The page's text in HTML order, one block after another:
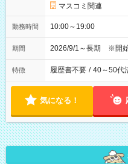
マスコミ関連
勤務時間 10:00～19:00
期間 2026/9/1～長期 ※開
特徴 履歴書不要 / 40～50代
気になる！